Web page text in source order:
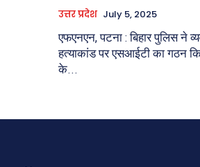
उत्तर प्रदेश July 5, 2025
एफएनएन, पटना : बिहार पुलिस ने
हत्याकांड पर एसआईटी का गठन
के...